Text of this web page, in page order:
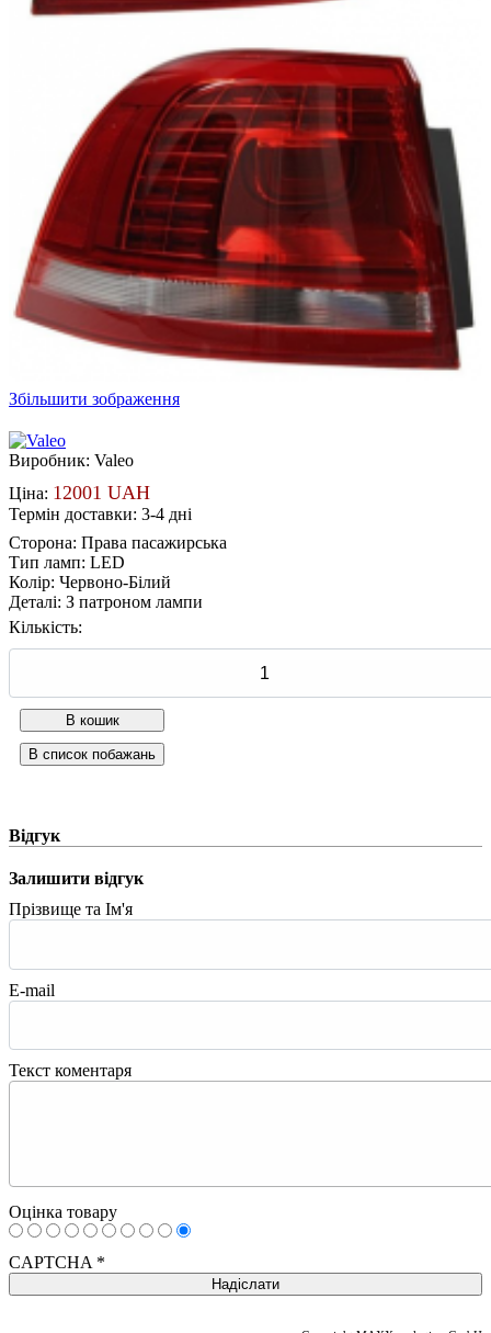
Збільшити зображення
Виробник: Valeo
Ціна: 12001 UAH
Термін доставки: 3-4 дні
Сторона: Права пасажирська
Тип ламп: LED
Колір: Червоно-Білий
Деталі: З патроном лампи
Кількість:
Відгук
Залишити відгук
Прізвище та Ім'я
E-mail
Текст коментаря
Оцінка товару
CAPTCHA *